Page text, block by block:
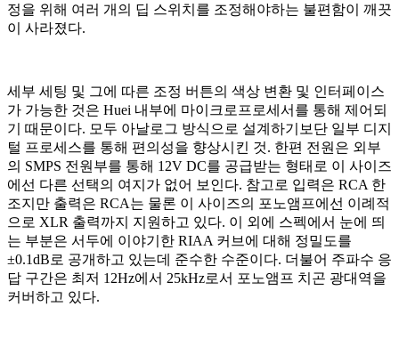
정을 위해 여러 개의 딥 스위치를 조정해야하는 불편함이 깨끗
이 사라졌다.
세부 세팅 및 그에 따른 조정 버튼의 색상 변환 및 인터페이스
가 가능한 것은 Huei 내부에 마이크로프로세서를 통해 제어되
기 때문이다. 모두 아날로그 방식으로 설계하기보단 일부 디지
털 프로세스를 통해 편의성을 향상시킨 것. 한편 전원은 외부
의 SMPS 전원부를 통해 12V DC를 공급받는 형태로 이 사이즈
에선 다른 선택의 여지가 없어 보인다. 참고로 입력은 RCA 한
조지만 출력은 RCA는 물론 이 사이즈의 포노앰프에선 이례적
으로 XLR 출력까지 지원하고 있다. 이 외에 스펙에서 눈에 띄
는 부분은 서두에 이야기한 RIAA 커브에 대해 정밀도를
±0.1dB로 공개하고 있는데 준수한 수준이다. 더불어 주파수 응
답 구간은 최저 12Hz에서 25kHz로서 포노앰프 치곤 광대역을
커버하고 있다.